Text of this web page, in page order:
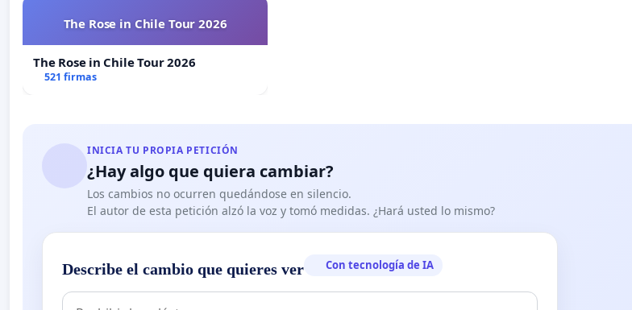
The Rose in Chile Tour 2026
The Rose in Chile Tour 2026
521 firmas
INICIA TU PROPIA PETICIÓN
¿Hay algo que quiera cambiar?
Los cambios no ocurren quedándose en silencio.
El autor de esta petición alzó la voz y tomó medidas. ¿Hará usted lo mismo?
Describe el cambio que quieres ver Con tecnología de IA